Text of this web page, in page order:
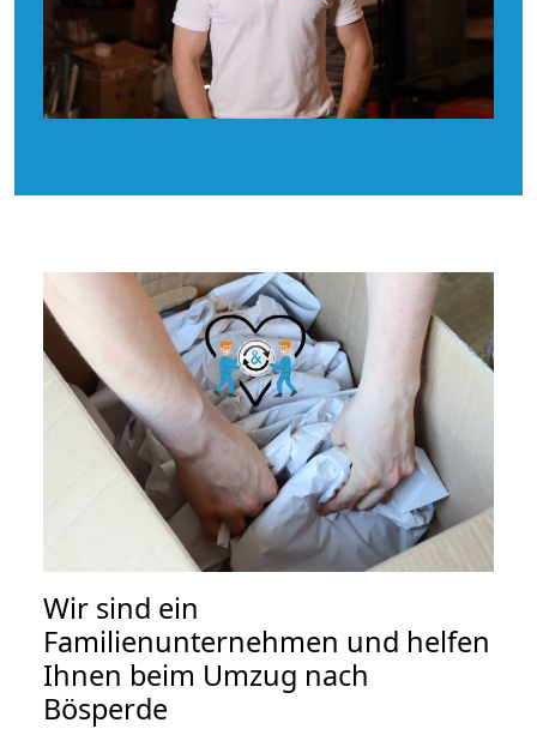
Wir sind ein
Familienunternehmen und helfen
Ihnen beim Umzug nach
Bösperde